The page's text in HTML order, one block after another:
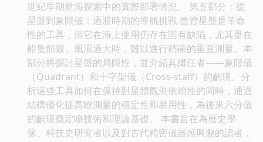
世紀早期航海探索中的實際部署情況。 第五部分：從
星盤到象限儀：過渡時期的導航挑戰 盡管星盤是革命
性的工具，但它在海上使用仍存在固有缺陷，尤其是在
船隻顛簸、風浪過大時，難以進行精確的垂直測量。本
部分將探討星盤的局限性，並介紹其繼任者——象限儀
（Quadrant）和十字架儀（Cross-staff）的齣現。分
析這些工具如何在保持對星體觀測依賴性的同時，通過
結構優化提高瞭測量的穩定性和易用性，為後來六分儀
的齣現奠定瞭技術和理論基礎。 本書旨在為曆史學
傢、科技史研究者以及對古代精密儀器感興趣的讀者，